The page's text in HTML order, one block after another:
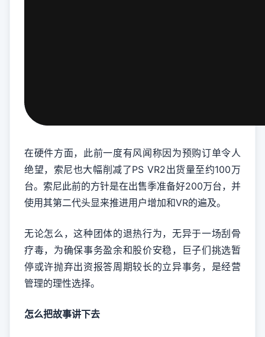
在硬件方面，此前一度有风闻称因为预购订单令人
绝望，索尼也大幅削减了PS VR2出货量至约100万
台。索尼此前的方针是在出售季准备好200万台，并
使用其第二代头显来推进用户增加和VR的遍及。
无论怎么，这种团体的退热行为，无异于一场刮骨
疗毒，为确保事务盈余和股价安稳，巨子们挑选暂
停或许抛弃出资报答周期较长的立异事务，是经营
管理的理性选择。
怎么把故事讲下去